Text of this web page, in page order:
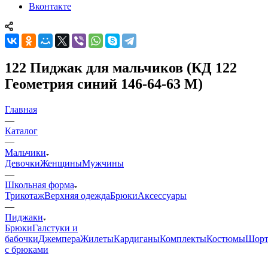
Вконтакте
122 Пиджак для мальчиков (КД 122
Геометрия синий 146-64-63 М)
Главная
—
Каталог
—
Мальчики
ДевочкиЖенщиныМужчины
—
Школьная форма
ТрикотажВерхняя одеждаБрюкиАксессуары
—
Пиджаки
БрюкиГалстуки и
бабочкиДжемпераЖилетыКардиганыКомплектыКостюмы
с брюками